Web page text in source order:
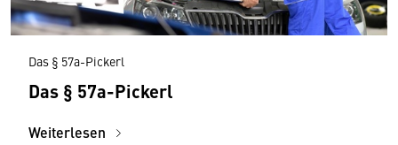
Das § 57a-Pickerl
Das § 57a-Pickerl
Weiterlesen